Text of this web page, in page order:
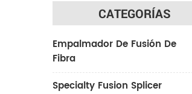
CATEGORÍAS
Empalmador De Fusión De
Fibra
Specialty Fusion Splicer